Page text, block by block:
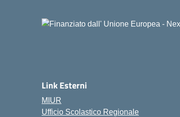
Link Esterni
MIUR
Ufficio Scolastico Regionale